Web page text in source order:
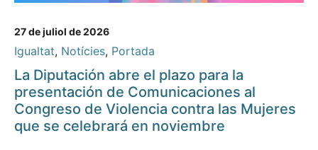
27 de juliol de 2026
Igualtat, Notícies, Portada
La Diputación abre el plazo para la
presentación de Comunicaciones al
Congreso de Violencia contra las Mujeres
que se celebrará en noviembre